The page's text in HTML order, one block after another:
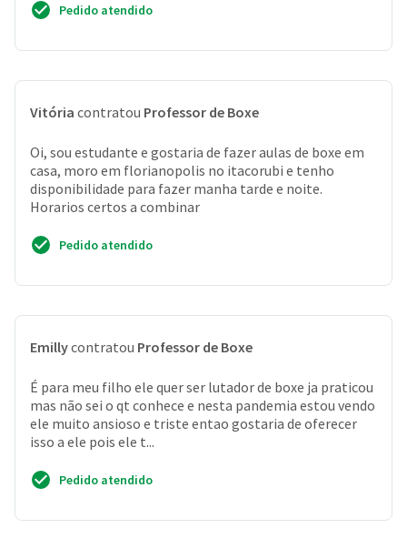
Pedido atendido
Vitória contratou Professor de Boxe
Oi, sou estudante e gostaria de fazer aulas de boxe em
casa, moro em florianopolis no itacorubi e tenho
disponibilidade para fazer manha tarde e noite.
Horarios certos a combinar
Pedido atendido
Emillycontratou Professor de Boxe
É para meu filho ele quer ser lutador de boxe ja praticou
mas não sei o qt conhece e nesta pandemia estou vendo
ele muito ansioso e triste entao gostaria de oferecer
isso a ele pois ele t...
Pedido atendido